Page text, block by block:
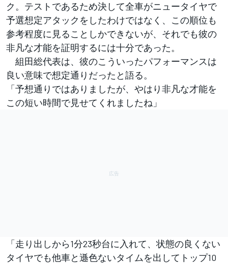
ク。テストであるため決して全車がニュータイヤで
予選想定アタックをしたわけではなく、この順位も
参考程度に見ることしかできないが、それでも彼の
非凡な才能を証明するには十分であった。
組田総代表は、彼のこういったパフォーマンスは
良い意味で想定通りだったと語る。
「予想通りではありましたが、やはり非凡な才能を
この短い時間で見せてくれましたね」
「走り出しから1分23秒台に入れて、状態の良くない
タイヤでも他車と遜色ないタイムを出してトップ10